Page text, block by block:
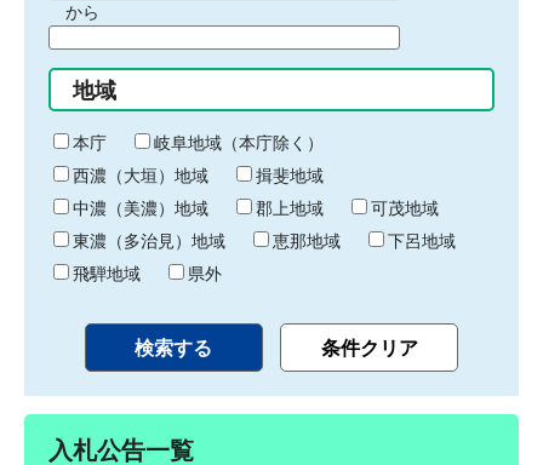
間
始
り
から
間
終
わ
り
地域
本庁
岐阜地域（本庁除く）
西濃（大垣）地域
揖斐地域
中濃（美濃）地域
郡上地域
可茂地域
東濃（多治見）地域
恵那地域
下呂地域
飛騨地域
県外
入札公告一覧